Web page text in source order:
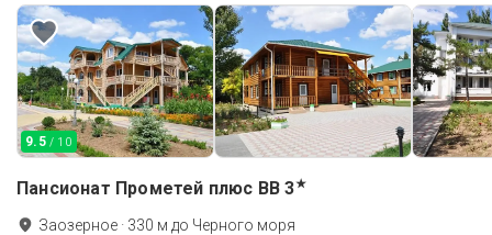
9.5 / 10
Пансионат Прометей плюс ВВ 3★
Заозерное · 330 м до Черного моря